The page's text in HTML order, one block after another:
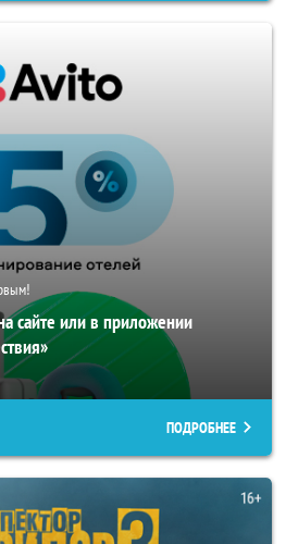
сайте или в приложении
ПОДРОБНЕЕ